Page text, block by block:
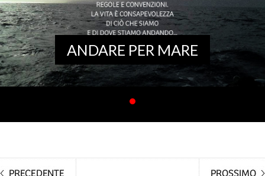
ANDARE PER MARE